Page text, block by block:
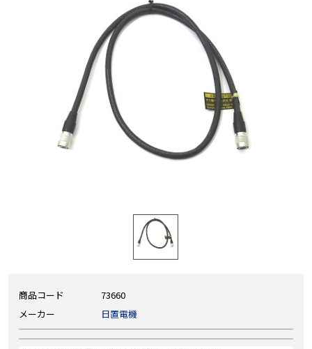
商品コード
73660
メーカー
日置電機